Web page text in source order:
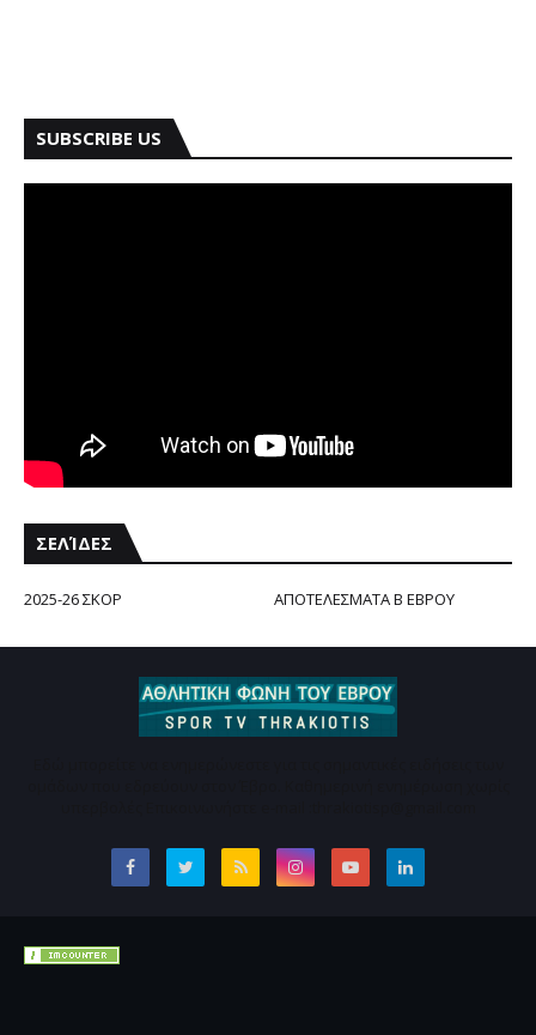
SUBSCRIBE US
ΣΕΛΊΔΕΣ
2025-26 ΣΚΟΡ ΑΠΟΤΕΛΕΣΜΑΤΑ Β ΕΒΡΟΥ